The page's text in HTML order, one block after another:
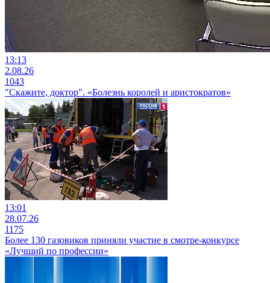
13:13
2.08.26
1043
"Скажите, доктор". «Болезнь королей и аристократов»
13:01
28.07.26
1175
Более 130 газовиков приняли участие в смотре-конкурсе
«Лучший по профессии»